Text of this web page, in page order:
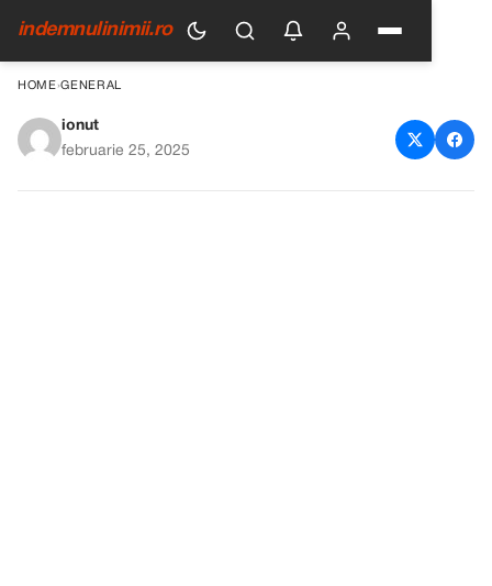
indemnulinimii.ro
HOME›GENERAL
Două vieți după divorț:
ionut
februarie 25, 2025